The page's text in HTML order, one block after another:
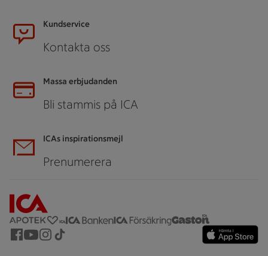
Kundservice
Kontakta oss
Massa erbjudanden
Bli stammis på ICA
ICAs inspirationsmejl
Prenumerera